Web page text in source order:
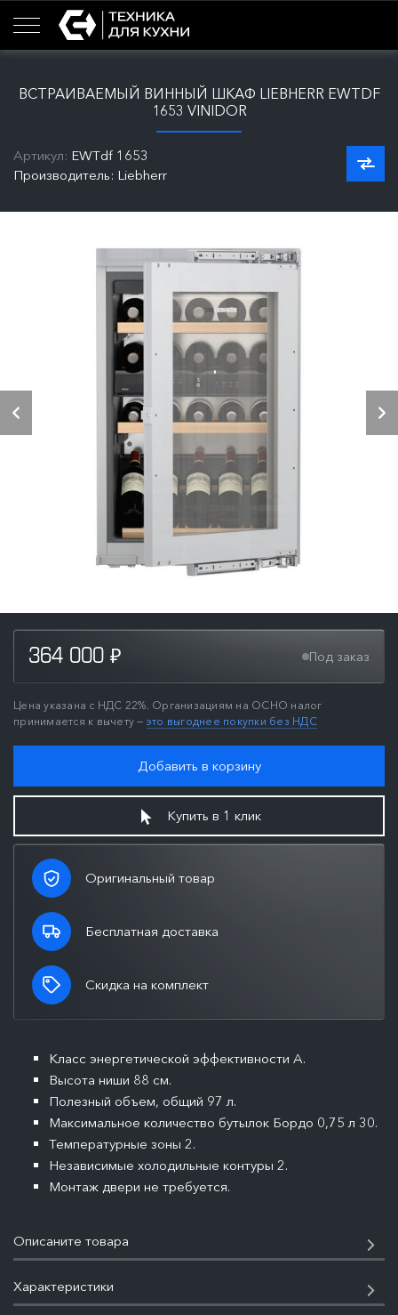
ВСТРАИВАЕМЫЙ ВИННЫЙ ШКАФ LIEBHERR EWTDF
1653 VINIDOR
Артикул: EWTdf 1653
Производитель: Liebherr
364 000 ₽ Под заказ
Цена указана с НДС 22%. Организациям на ОСНО налог
принимается к вычету — это выгоднее покупки без НДС
Добавить в корзину
Купить в 1 клик
Оригинальный товар
Бесплатная доставка
Скидка на комплект
Класс энергетической эффективности A.
Высота ниши 88 см.
Полезный объем, общий 97 л.
Максимальное количество бутылок Бордо 0,75 л 30.
Температурные зоны 2.
Независимые холодильные контуры 2.
Монтаж двери не требуется.
Описаните товара
Характеристики